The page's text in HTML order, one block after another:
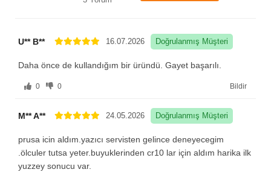
U** B** 16.07.2026 Doğrulanmış Müşteri
Daha önce de kullandığım bir üründü. Gayet başarılı.
0 0 Bildir
M** A** 24.05.2026 Doğrulanmış Müşteri
prusa icin aldım.yazıcı servisten gelince deneyecegim
.ölculer tutsa yeter.buyuklerinden cr10 lar için aldım harika ilk
yuzzey sonucu var.